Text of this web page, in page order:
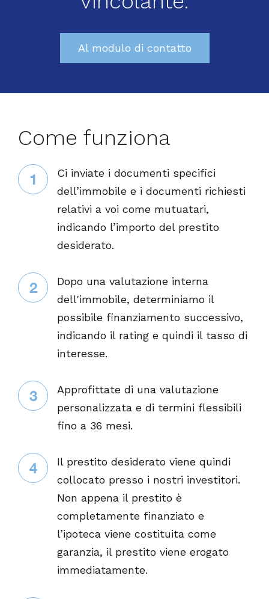
Al modulo di contatto
Come funziona
1
Ci inviate i documenti specifici
dell’immobile e i documenti richiesti
relativi a voi come mutuatari,
indicando l’importo del prestito
desiderato.
2
Dopo una valutazione interna
dell'immobile, determiniamo il
possibile finanziamento successivo,
indicando il rating e quindi il tasso di
interesse.
3
Approfittate di una valutazione
personalizzata e di termini flessibili
fino a 36 mesi.
4
Il prestito desiderato viene quindi
collocato presso i nostri investitori.
Non appena il prestito è
completamente finanziato e
l’ipoteca viene costituita come
garanzia, il prestito viene erogato
immediatamente.